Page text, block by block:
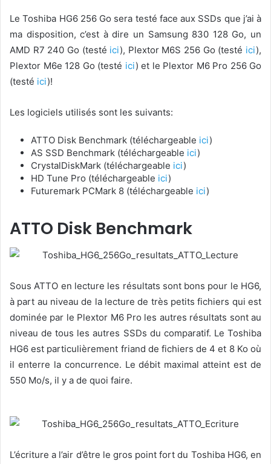
Le Toshiba HG6 256 Go sera testé face aux SSDs que j’ai à
ma disposition, c’est à dire un Samsung 830 128 Go, un
AMD R7 240 Go (testé ici), Plextor M6S 256 Go (testé ici),
Plextor M6e 128 Go (testé ici) et le Plextor M6 Pro 256 Go
(testé ici)!
Les logiciels utilisés sont les suivants:
ATTO Disk Benchmark (téléchargeable ici)
AS SSD Benchmark (téléchargeable ici)
CrystalDiskMark (téléchargeable ici)
HD Tune Pro (téléchargeable ici)
Futuremark PCMark 8 (téléchargeable ici)
ATTO Disk Benchmark
Sous ATTO en lecture les résultats sont bons pour le HG6,
à part au niveau de la lecture de très petits fichiers qui est
dominée par le Plextor M6 Pro les autres résultats sont au
niveau de tous les autres SSDs du comparatif. Le Toshiba
HG6 est particulièrement friand de fichiers de 4 et 8 Ko où
il enterre la concurrence. Le débit maximal atteint est de
550 Mo/s, il y a de quoi faire.
L’écriture a l’air d’être le gros point fort du Toshiba HG6, en